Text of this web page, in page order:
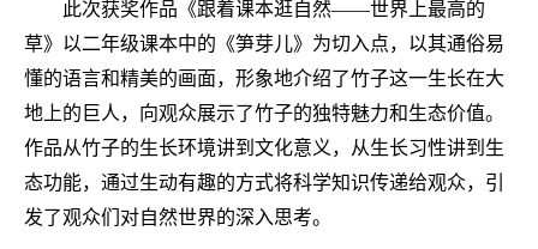
此次获奖作品《跟着课本逛自然——世界上最高的
草》以二年级课本中的《笋芽儿》为切入点，以其通俗易
懂的语言和精美的画面，形象地介绍了竹子这一生长在大
地上的巨人，向观众展示了竹子的独特魅力和生态价值。
作品从竹子的生长环境讲到文化意义，从生长习性讲到生
态功能，通过生动有趣的方式将科学知识传递给观众，引
发了观众们对自然世界的深入思考。